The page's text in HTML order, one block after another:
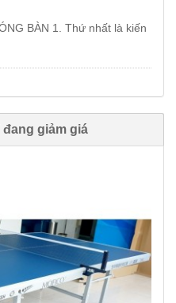
BÀN 1. Thứ nhất là kiến
đang giảm giá